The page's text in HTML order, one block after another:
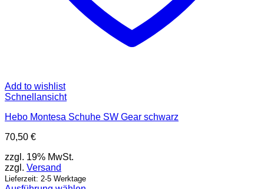
Add to wishlist
Schnellansicht
Hebo Montesa Schuhe SW Gear schwarz
70,50 €
zzgl. 19% MwSt.
zzgl. Versand
Lieferzeit: 2-5 Werktage